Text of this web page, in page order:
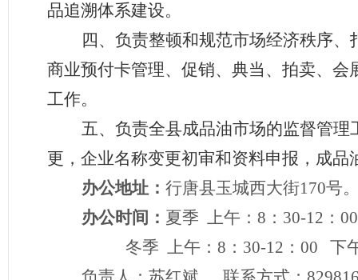
品追溯体系建设。
四、 负责整顿和规范市场经济秩序
商业预付卡管理、促销、典当、拍卖、
工作。
五、 负责全县成品油市场的监督管
更，企业名称变更初审和资料申报，成品
办公地址： 行唐县玉城西大街170号
办公时间： 夏季 上午：8：30-12：
冬季 上午：8：30-12：00 下午